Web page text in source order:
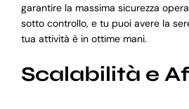
garantire la massima sicurezza
sotto controllo, e tu puoi avere la
tua attività è in ottime mani.
Scalabilità e